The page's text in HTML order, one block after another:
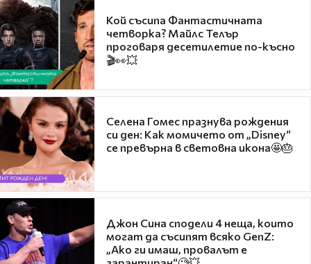
Кой съсипа Фантастичната
четворка? Майлс Телър
проговаря десетилетие по-късно
🎬👀💥
Селена Гомес празнува рождения
си ден: Как момичето от „Disney“
се превърна в световна икона🤩🎂
Джон Сина сподели 4 неща, които
могат да съсипят всяко GenZ:
„Ако ги имаш, провалът е